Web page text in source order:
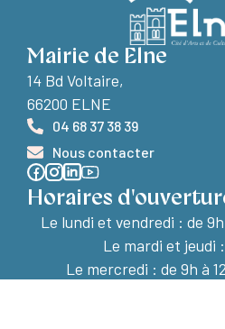
Mairie de Elne
14 Bd Voltaire,
66200 ELNE
04 68 37 38 39
Nous contacter
Horaires
Le lundi et vendredi : de
Le mardi et jeudi
Le mercredi : de 9h à